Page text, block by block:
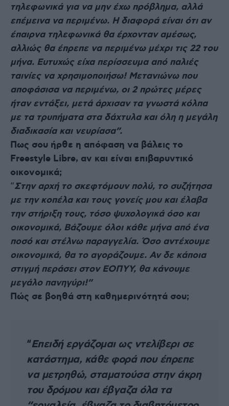
τηλεφωνικά για να μην έχω πρόβλημα, αλλά
επέμεινα να περιμένω. Η διαφορά είναι ότι αν
έπαιρνα τηλεφωνικά θα έρχονταν αμέσως,
αλλιώς θα έπρεπε να περιμένω μέχρι τις 22 του
μήνα. Ευτυχώς είχα περίσσευμα από παλιές
ταινίες να χρησιμοποιήσω! Μετανιώνω που
αποφάσισα να περιμένω, οι 2 πρώτες μέρες
ήταν εντάξει, μετά άρχισαν τα γνωστά κόλπα
με τα τρυπήματα στα δάχτυλα και όλη η μεγάλη
διαδικασία και νευρίασα”.
Πως σου ήρθε η απόφαση να βάλεις το
Freestyle Libre, αν και είναι επιβαρυντικό
οικονομικά;
“Στην αρχή το σκεφτόμουν πολύ, το συζήτησα
με την κοπέλα και τους γονείς μου και έλαβα
την στήριξη τους, τόσο ψυχολογικά όσο και
οικονομικά, Βάζουμε όλοι κάθε μήνα από ένα
ποσό και στέλνω παραγγελία. Όσο αντέχουμε
οικονομικά, θα το αγοράζουμε. Αν δε κάποια
στιγμή περάσει στον ΕΟΠΥΥ, θα κάνουμε
μεγάλο πανηγύρι!”
Πώς σε βοηθά στη καθημερινότητά σου;
“Επειδή εργάζομαι ως ντελίβερι σε
κατάστημα, κάθε φορά που έπρεπε
να μετρηθώ, σταματούσα στην άκρη
του δρόμου και έβγαζα όλα τα